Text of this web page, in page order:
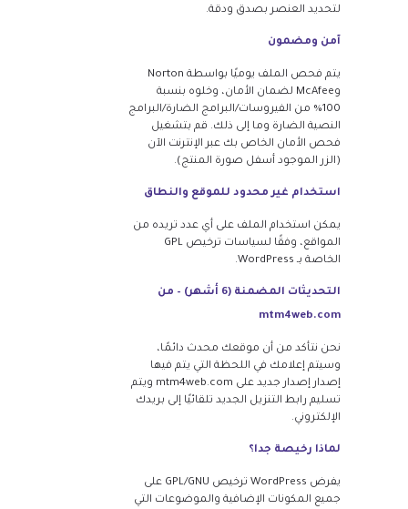
لتحديد العنصر بصدق ودقة.
آمن ومضمون
يتم فحص الملف يوميًا بواسطة Norton
وMcAfee لضمان الأمان، وخلوه بنسبة
100% من الفيروسات/البرامج الضارة/البرامج
النصية الضارة وما إلى ذلك. قم بتشغيل
فحص الأمان الخاص بك عبر الإنترنت الآن
(الزر الموجود أسفل صورة المنتج).
استخدام غير محدود للموقع والنطاق
يمكن استخدام الملف على أي عدد تريده من
المواقع، وفقًا لسياسات ترخيص GPL
الخاصة بـ WordPress.
التحديثات المضمنة (6 أشهر) – من
mtm4web.com
نحن نتأكد من أن موقعك محدث دائمًا،
وسيتم إعلامك في اللحظة التي يتم فيها
إصدار إصدار جديد على mtm4web.com ويتم
تسليم رابط التنزيل الجديد تلقائيًا إلى بريدك
الإلكتروني.
لماذا رخيصة جدا؟
يفرض WordPress ترخيص GPL/GNU على
جميع المكونات الإضافية والموضوعات التي